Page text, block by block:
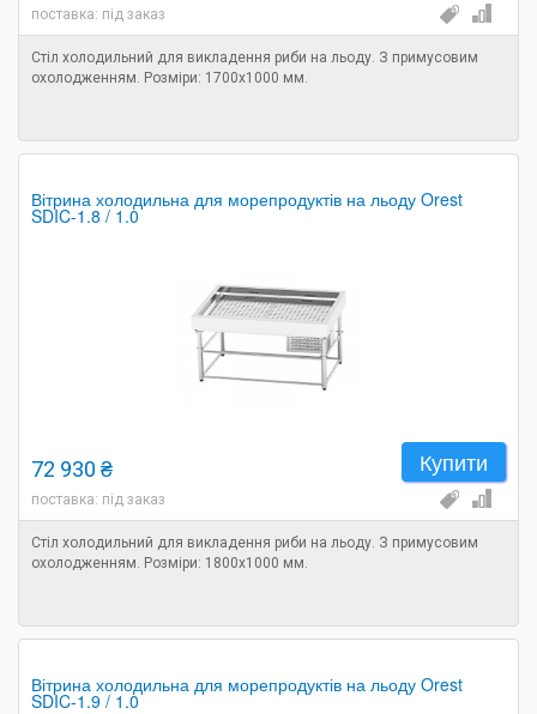
поставка: під заказ
Стіл холодильний для викладення риби на льоду. З примусовим
охолодженням. Розміри: 1700х1000 мм.
Вітрина холодильна для морепродуктів на льоду Orest
SDIC-1.8 / 1.0
Купити
72 930 ₴
поставка: під заказ
Стіл холодильний для викладення риби на льоду. З примусовим
охолодженням. Розміри: 1800х1000 мм.
Вітрина холодильна для морепродуктів на льоду Orest
SDIC-1.9 / 1.0